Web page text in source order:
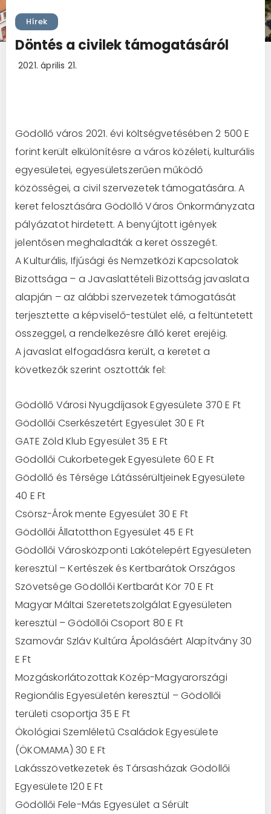
Hírek
Döntés a civilek támogatásáról
2021. április 21.
Gödöllő város 2021. évi költségvetésében 2 500 E
forint került elkülönítésre a város közéleti, kulturális
egyesületei, egyesületszerűen működő
közösségei, a civil szervezetek támogatására. A
keret felosztására Gödöllő Város Önkormányzata
pályázatot hirdetett. A benyújtott igények
jelentősen meghaladták a keret összegét.
A Kulturális, Ifjúsági és Nemzetközi Kapcsolatok
Bizottsága – a Javaslattételi Bizottság javaslata
alapján – az alábbi szervezetek támogatását
terjesztette a képviselő-testület elé, a feltüntetett
összeggel, a rendelkezésre álló keret erejéig.
A javaslat elfogadásra került, a keretet a
következők szerint osztották fel:
Gödöllő Városi Nyugdíjasok Egyesülete 370 E Ft
Gödöllői Cserkészetért Egyesület 30 E Ft
GATE Zöld Klub Egyesület 35 E Ft
Gödöllői Cukorbetegek Egyesülete 60 E Ft
Gödöllő és Térsége Látássérültjeinek Egyesülete
40 E Ft
Csörsz-Árok mente Egyesület 30 E Ft
Gödöllői Állatotthon Egyesület 45 E Ft
Gödöllői Városközponti Lakótelepért Egyesületen
keresztül – Kertészek és Kertbarátok Országos
Szövetsége Gödöllői Kertbarát Kör 70 E Ft
Magyar Máltai Szeretetszolgálat Egyesületen
keresztül – Gödöllői Csoport 80 E Ft
Szamovár Szláv Kultúra Ápolásáért Alapítvány 30
E Ft
Mozgáskorlátozottak Közép-Magyarországi
Regionális Egyesületén keresztül – Gödöllői
területi csoportja 35 E Ft
Ökológiai Szemléletű Családok Egyesülete
(ÖKOMAMA) 30 E Ft
Lakásszövetkezetek és Társasházak Gödöllői
Egyesülete 120 E Ft
Gödöllői Fele-Más Egyesület a Sérült